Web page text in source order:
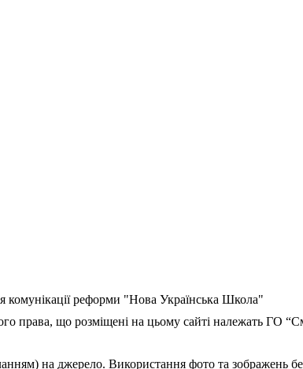
комунікації реформи "Нова Українська Школа"
права, що розміщені на цьому сайті належать ГО
на джерело. Використання фото та зображень